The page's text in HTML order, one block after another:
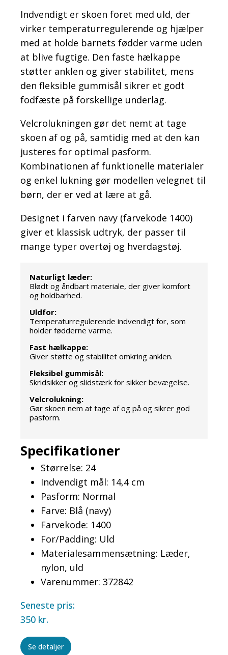
Indvendigt er skoen foret med uld, der
virker temperaturregulerende og hjælper
med at holde barnets fødder varme uden
at blive fugtige. Den faste hælkappe
støtter anklen og giver stabilitet, mens
den fleksible gummisål sikrer et godt
fodfæste på forskellige underlag.
Velcrolukningen gør det nemt at tage
skoen af og på, samtidig med at den kan
justeres for optimal pasform.
Kombinationen af funktionelle materialer
og enkel lukning gør modellen velegnet til
børn, der er ved at lære at gå.
Designet i farven navy (farvekode 1400)
giver et klassisk udtryk, der passer til
mange typer overtøj og hverdagstøj.
Naturligt læder:
Blødt og åndbart materiale, der giver komfort
og holdbarhed.
Uldfor:
Temperaturregulerende indvendigt for, som
holder fødderne varme.
Fast hælkappe:
Giver støtte og stabilitet omkring anklen.
Fleksibel gummisål:
Skridsikker og slidstærk for sikker bevægelse.
Velcrolukning:
Gør skoen nem at tage af og på og sikrer god
pasform.
Specifikationer
Størrelse: 24
Indvendigt mål: 14,4 cm
Pasform: Normal
Farve: Blå (navy)
Farvekode: 1400
For/Padding: Uld
Materialesammensætning: Læder,
nylon, uld
Varenummer: 372842
Seneste pris:
350 kr.
Se detaljer